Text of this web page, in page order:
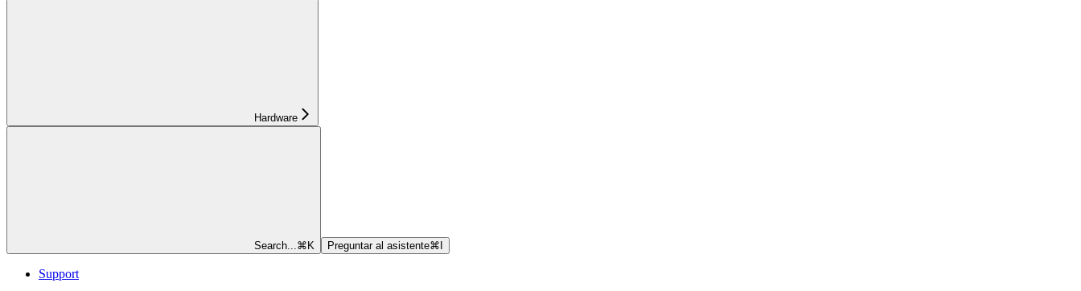
Hardware
Search...⌘ K Preguntar al asistente⌘
Support